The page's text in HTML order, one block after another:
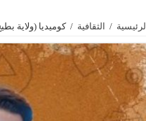
الرئيسية / الثقافية / كوميديا (ولاية